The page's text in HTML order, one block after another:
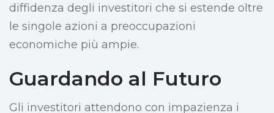
diffidenza degli investitori che si estende oltre
le singole azioni a preoccupazioni
economiche più ampie.
Guardando al Futuro
Gli investitori attendono con impazienza i